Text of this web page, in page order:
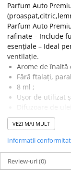
Parfum Auto
Parfum Auto
rafinate – Include
esențiale – Ideal
ventilație.
Arome de înaltă
Fără ftalați,
8 ml ;
Ușor de utilizat
Difuzoare de
Design superb al
Parfum de lungă
Un cadou atent
Te vei
pentru mașină
VEZI MAI MULT
Informatii
Review-uri(0)